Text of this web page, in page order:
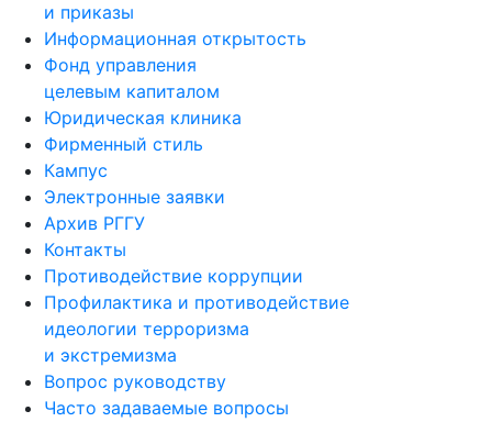
и приказы
Информационная открытость
Фонд управления
целевым капиталом
Юридическая клиника
Фирменный стиль
Кампус
Электронные заявки
Архив РГГУ
Контакты
Противодействие коррупции
Профилактика и противодействие
идеологии терроризма
и экстремизма
Вопрос руководству
Часто задаваемые вопросы